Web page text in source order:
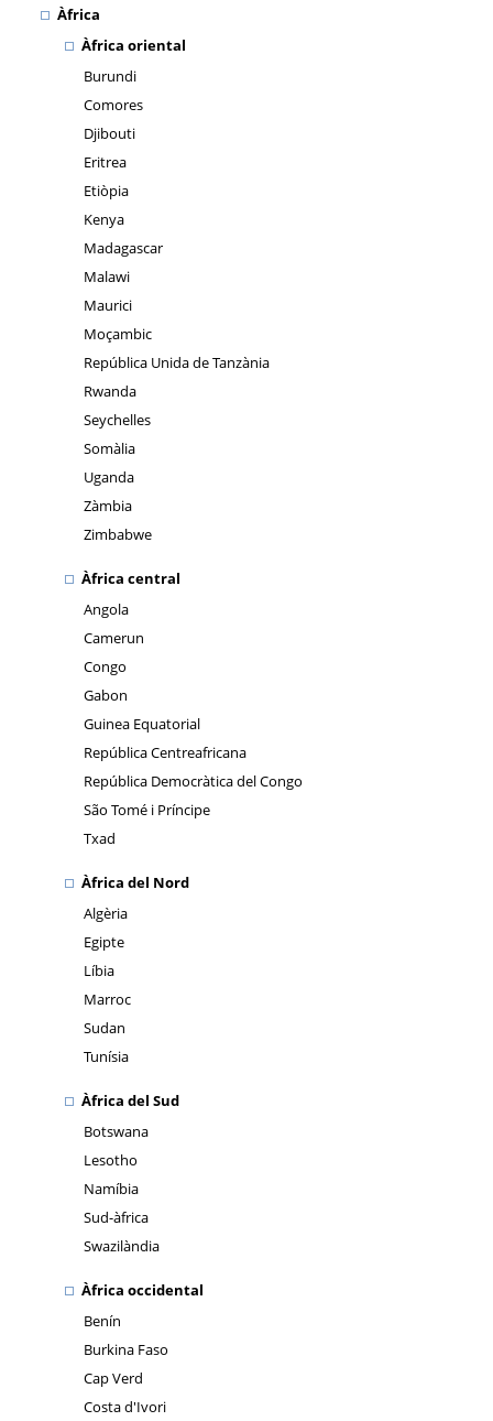
Àfrica
Àfrica oriental
Burundi
Comores
Djibouti
Eritrea
Etiòpia
Kenya
Madagascar
Malawi
Maurici
Moçambic
República Unida de Tanzània
Rwanda
Seychelles
Somàlia
Uganda
Zàmbia
Zimbabwe
Àfrica central
Angola
Camerun
Congo
Gabon
Guinea Equatorial
República Centreafricana
República Democràtica del Congo
São Tomé i Príncipe
Txad
Àfrica del Nord
Algèria
Egipte
Líbia
Marroc
Sudan
Tunísia
Àfrica del Sud
Botswana
Lesotho
Namíbia
Sud-àfrica
Swazilàndia
Àfrica occidental
Benín
Burkina Faso
Cap Verd
Costa d'Ivori